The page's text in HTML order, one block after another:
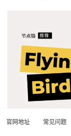
官网地址 常见问题